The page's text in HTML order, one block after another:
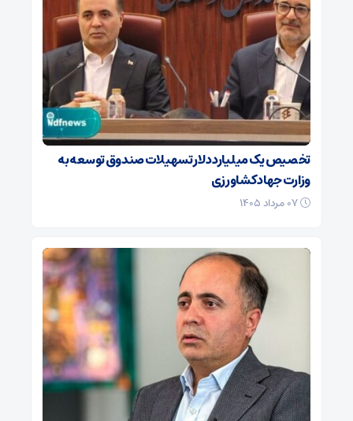
تخصیص یک میلیارد دلار تسهیلات صندوق توسعه به
وزارت جهاد کشاورزی